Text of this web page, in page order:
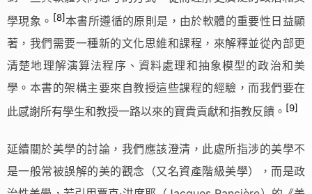
學現象。 [8]本書所遵循的原則是，由於軟體的重要性日益顯
著，我們需要一種新的文化思維和課程，來解釋並從內部更
清楚地理解演算法程序、資料處理和抽象模型的政治和美
學。本書的架構主要來自教授這些課程的經驗，而我們要在
此感謝所有學生和教授一路以來的寶貴貢獻和指教反饋。 [9]
延續關於美學的討論，我們應該澄清，此處所指涉的美學不
是一般常被誤解的美的觀念（又名資產階級美學），而是政